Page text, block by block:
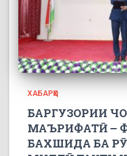
ХАБАРҲО
БАРГУЗОРИИ
МАЪРИФАТӢ –
БАХШИДА БА